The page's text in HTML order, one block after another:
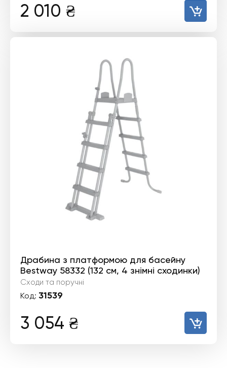
2 010 ₴
Драбина з платформою для басейну
Bestway 58332 (132 см, 4 знімні сходинки)
Сходи та поручні
Код: 31539
3 054 ₴